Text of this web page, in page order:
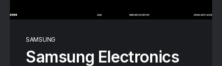
SAMSUNG
Samsung Electronics